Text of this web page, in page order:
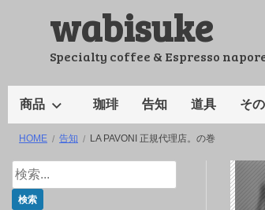
wabisuke
Specialty coffee & Espresso
商品 珈琲 告知 道具 そ
HOME 告知 LA PAVONI 正規代理店。の巻